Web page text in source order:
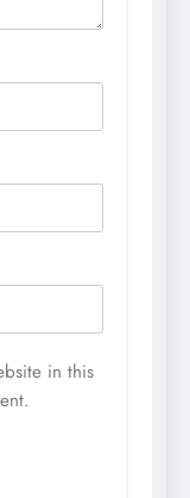
in this